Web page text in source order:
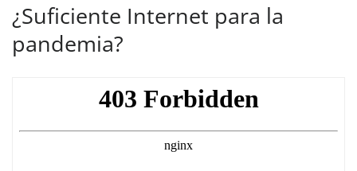
¿Suficiente Internet para la
pandemia?